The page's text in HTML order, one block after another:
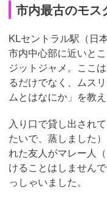
市内最古のモ
KLセントラル駅（日
市内中心部に近いと
ジットジャメ。ここ
るだけでなく、ムス
ムとはなにか」を教
入り口で貸し出され
たいで、蒸しました
れた友人がマレー人
けることはしません
っしゃいました。